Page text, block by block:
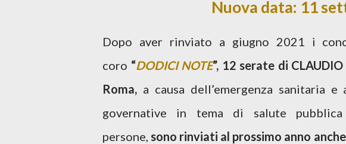
Nuova data: 11
Dopo aver rinviato a giugno 2021 i
coro “DODICI NOTE”, 12 serate di
Roma, a causa dell’emergenza sanitaria
governative in tema di salute
persone, sono rinviati al prossimo anno